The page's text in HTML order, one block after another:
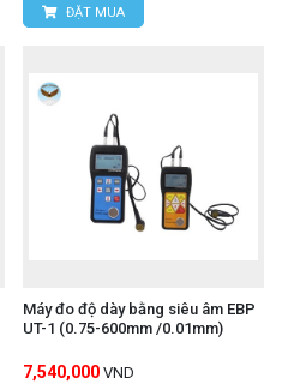
ĐẶT MUA
Máy đo độ dày bằng siêu âm EBP
UT-1 (0.75-600mm /0.01mm)
7,540,000 VND